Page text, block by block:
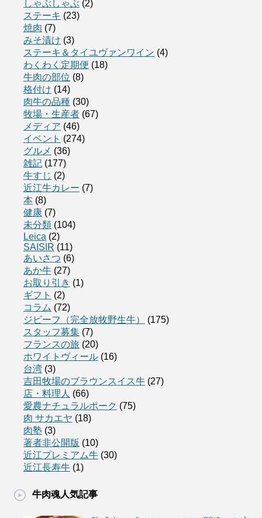
しゃぶしゃぶ (2)
ステーキ (23)
焼肉 (7)
みそ漬け (3)
ステーキ＆タイユヴァンワイン (4)
わくわく定期便 (18)
牛肉の部位 (8)
格付け (14)
肉牛の品種 (30)
牧場・生産者 (67)
メディア (46)
イベント (274)
グルメ (36)
雑記 (177)
牛すじ (2)
近江牛カレー (7)
本 (8)
健康 (7)
未分類 (104)
Leica (2)
SAISIR (11)
あいさつ (6)
あか牛 (27)
お取り引き (1)
ギフト (2)
コラム (72)
ジビーフ（完全放牧野生牛）
(175)
スタッフ募集 (7)
フランスの旅 (20)
ホワイトヴィール (16)
台湾 (3)
吉田牧場のブラウンスイス牛 (27)
店・料理人 (66)
愛農ナチュラルポーク (75)
肉 サカエヤ (18)
肉塾 (3)
著者非公開版 (10)
近江プレミアム牛 (30)
近江長寿牛 (1)
牛肉魂人気記事